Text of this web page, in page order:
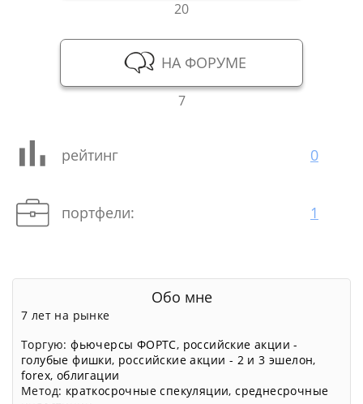
20
НА ФОРУМЕ
7
рейтинг 0
портфели: 1
Обо мне
7 лет на рынке
Торгую:фьючерсы ФОРТС, российские акции -
голубые фишки, российские акции - 2 и 3 эшелон,
forex, облигации
Метод: краткосрочные спекуляции,среднесрочные